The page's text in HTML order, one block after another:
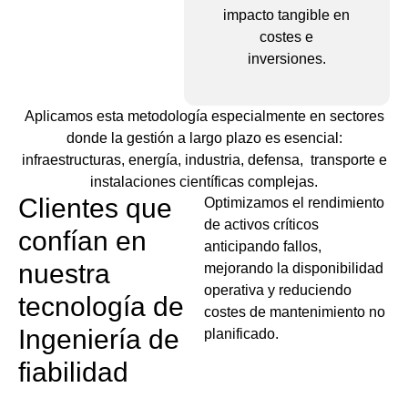
impacto tangible en
costes e
inversiones.
Aplicamos esta metodología especialmente en sectores
donde la gestión a largo plazo es esencial:
infraestructuras, energía, industria, defensa, transporte e
instalaciones científicas complejas.
Clientes que
confían en
nuestra
tecnología de
Ingeniería de
fiabilidad
Optimizamos el rendimiento
de activos críticos
anticipando fallos,
mejorando la disponibilidad
operativa y reduciendo
costes de mantenimiento no
planificado.